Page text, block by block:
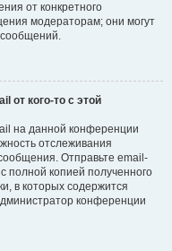
от конкретного
модераторам; они могут
сообщений.
от кого-то с этой
на данной конференции
отслеживания
Отправьте email-
полной копией полученного
в которых содержится
конференции